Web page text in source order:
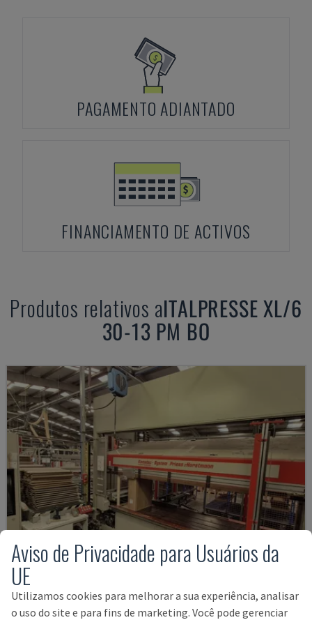
PAGAMENTO ADIANTADO
FINANCIAMENTO DE ACTIVOS
Produtos relativos aITALPRESSEXL/6
30-13 PM BO
KP-5-CNC
Aviso de Privacidade para Usuários da
UE
Utilizamos cookies para melhorar a sua experiência, analisar
o uso do site e para fins de marketing. Você pode gerenciar